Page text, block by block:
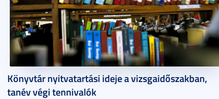
Könyvtár nyitvatartási ideje a vizsgaidőszakban,
tanév végi tennivalók